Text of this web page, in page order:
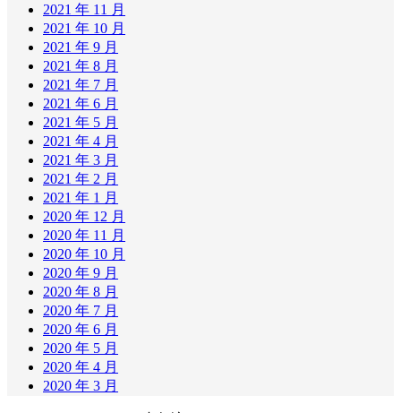
2021 年 11 月
2021 年 10 月
2021 年 9 月
2021 年 8 月
2021 年 7 月
2021 年 6 月
2021 年 5 月
2021 年 4 月
2021 年 3 月
2021 年 2 月
2021 年 1 月
2020 年 12 月
2020 年 11 月
2020 年 10 月
2020 年 9 月
2020 年 8 月
2020 年 7 月
2020 年 6 月
2020 年 5 月
2020 年 4 月
2020 年 3 月